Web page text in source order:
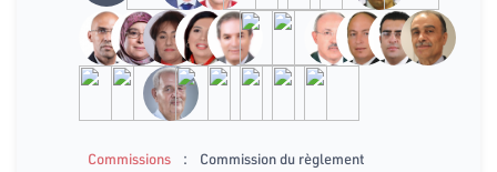
Commissions :
Commission du règlement